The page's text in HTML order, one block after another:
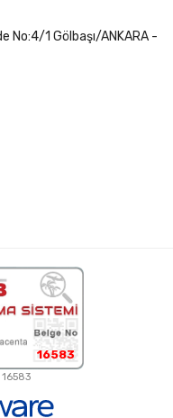
No:4/1 Gölbaşı/ANKARA -
16583